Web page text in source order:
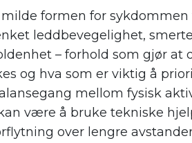
formen for
leddbevegelighet,
– forhold som gjør at
og hva som er viktig å
mellom fysisk
være å bruke tekniske
over lengre